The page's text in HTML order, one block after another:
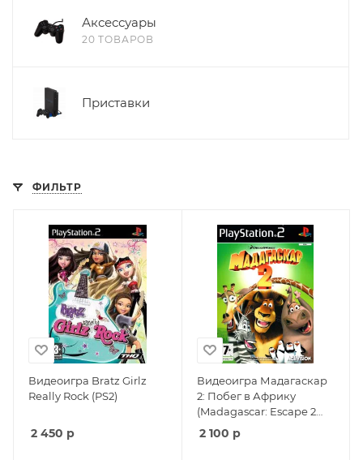
Аксессуары
20 ТОВАРОВ
Приставки
ФИЛЬТР
Видеоигра Bratz Girlz
Really Rock (PS2)
2 450 р
Видеоигра Мадагаскар
2: Побег в Африку
(Madagascar: Escape 2
Africa) Русская Версия
(PS2) USED Б/У
2 100 р